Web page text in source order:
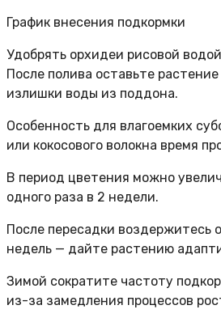
График внесения подкормки
Удобрять орхидеи рисовой
После полива оставьте
излишки воды из поддона.
Особенность для влагоемких
или кокосового волокна время
В период цветения можно
одного раза в 2 недели.
После пересадки воздержитесь
недель — дайте растению
Зимой сократите частоту
из-за замедления процессов